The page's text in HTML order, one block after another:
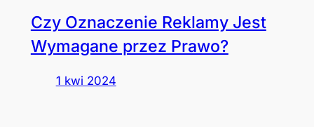
Czy Oznaczenie Reklamy Jest
Wymagane przez Prawo?
1 kwi 2024